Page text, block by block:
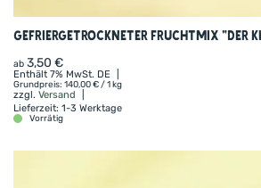
Gefriergetrockneter Fruchtmix “Der
ab 3,50 €
Enthält 7% MwSt. DE
Grundpreis: 140,00€/ 1 kg
zzgl. Versand
Lieferzeit: 1-3 Werktage
Vorrätig